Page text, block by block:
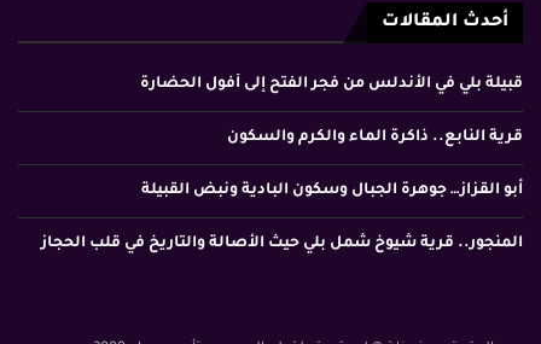
أحدث المقالات
قبيلة بلي في الأندلس من فجر الفتح إلى أفول الحضارة
قرية النابع.. ذاكرة الماء والكرم والسكون
أبو القزاز… جوهرة الجبال وسكون البادية ونبض القبيلة
المنجور.. قرية شيوخ شمل بلي حيث الأصالة والتاريخ في قلب الحجاز